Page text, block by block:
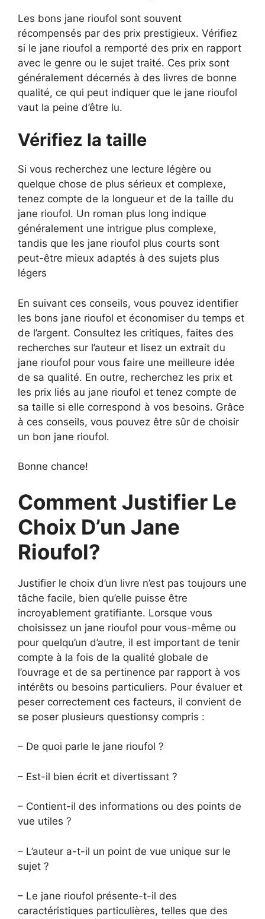
Les bons jane rioufol sont souvent
récompensés par des prix prestigieux. Vérifiez
si le jane rioufol a remporté des prix en rapport
avec le genre ou le sujet traité. Ces prix sont
généralement décernés à des livres de bonne
qualité, ce qui peut indiquer que le jane rioufol
vaut la peine d’être lu.
Vérifiez la taille
Si vous recherchez une lecture légère ou
quelque chose de plus sérieux et complexe,
tenez compte de la longueur et de la taille du
jane rioufol. Un roman plus long indique
généralement une intrigue plus complexe,
tandis que les jane rioufol plus courts sont
peut-être mieux adaptés à des sujets plus
légers
En suivant ces conseils, vous pouvez identifier
les bons jane rioufol et économiser du temps et
de l’argent. Consultez les critiques, faites des
recherches sur l’auteur et lisez un extrait du
jane rioufol pour vous faire une meilleure idée
de sa qualité. En outre, recherchez les prix et
les prix liés au jane rioufol et tenez compte de
sa taille si elle correspond à vos besoins. Grâce
à ces conseils, vous pouvez être sûr de choisir
un bon jane rioufol.
Bonne chance!
Comment Justifier Le
Choix D’un Jane
Rioufol?
Justifier le choix d’un livre n’est pas toujours une
tâche facile, bien qu’elle puisse être
incroyablement gratifiante. Lorsque vous
choisissez un jane rioufol pour vous-même ou
pour quelqu’un d’autre, il est important de tenir
compte à la fois de la qualité globale de
l’ouvrage et de sa pertinence par rapport à vos
intérêts ou besoins particuliers. Pour évaluer et
peser correctement ces facteurs, il convient de
se poser plusieurs questionsy compris :
– De quoi parle le jane rioufol ?
– Est-il bien écrit et divertissant ?
– Contient-il des informations ou des points de
vue utiles ?
– L’auteur a-t-il un point de vue unique sur le
sujet ?
– Le jane rioufol présente-t-il des
caractéristiques particulières, telles que des